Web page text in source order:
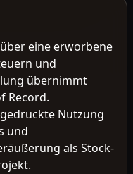
eine erworbene
und
übernimmt
Record.
Nutzung
und
als Stock-